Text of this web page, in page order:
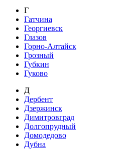
Г
Гатчина
Георгиевск
Глазов
Горно-Алтайск
Грозный
Губкин
Гуково
Д
Дербент
Дзержинск
Димитровград
Долгопрудный
Домодедово
Дубна